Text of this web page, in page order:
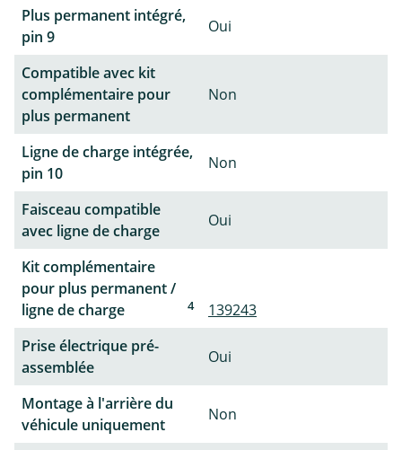
Plus permanent intégré,
pin 9
Oui
Compatible avec kit
complémentaire pour
plus permanent
Non
Ligne de charge intégrée,
pin 10
Non
Faisceau compatible
avec ligne de charge
Oui
Kit complémentaire
pour plus permanent /
ligne de charge
4
139243
Prise électrique pré-
assemblée
Oui
Montage à l'arrière du
véhicule uniquement
Non